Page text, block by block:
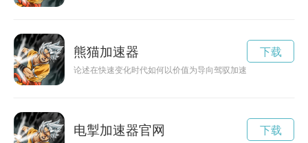
熊猫加速器
论述在快速变化时代如何以价值为导向驾驭加速，实现可持续跃
下载
电掣加速器官网 下载